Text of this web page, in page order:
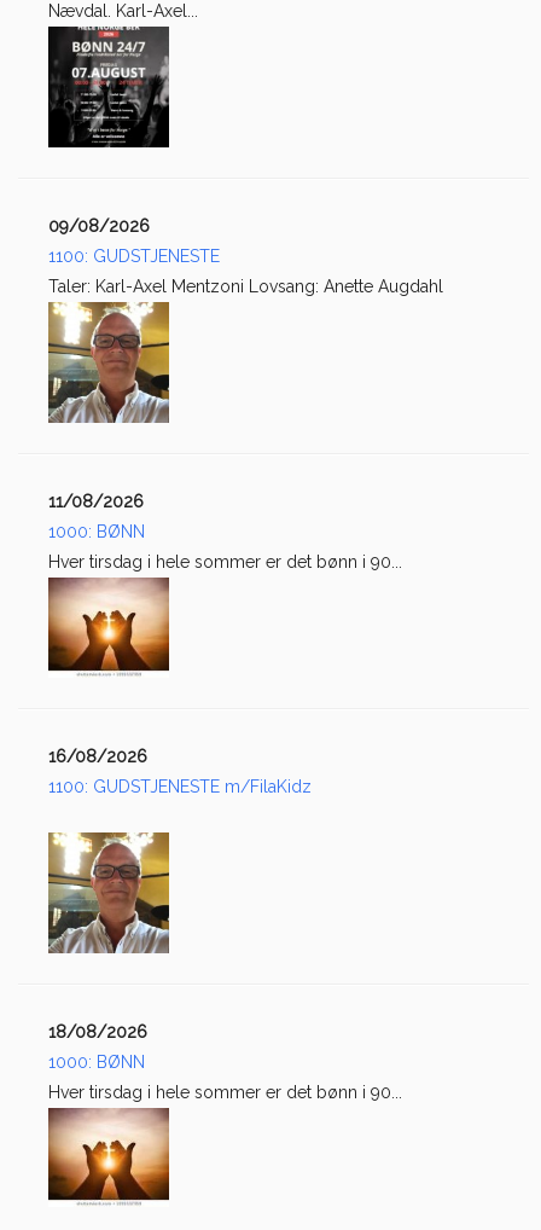
Nævdal. Karl-Axel...
09/08/2026
1100: GUDSTJENESTE
Taler: Karl-Axel Mentzoni Lovsang: Anette Augdahl
11/08/2026
1000: BØNN
Hver tirsdag i hele sommer er det bønn i 90...
16/08/2026
1100: GUDSTJENESTE m/FilaKidz
18/08/2026
1000: BØNN
Hver tirsdag i hele sommer er det bønn i 90...